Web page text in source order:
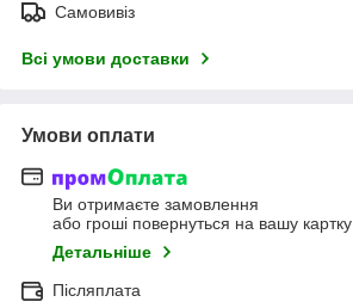
Самовивіз
Всі умови доставки
Умови оплати
Ви отримаєте замовлення
або гроші повернуться на вашу картку
Детальніше
Післяплата